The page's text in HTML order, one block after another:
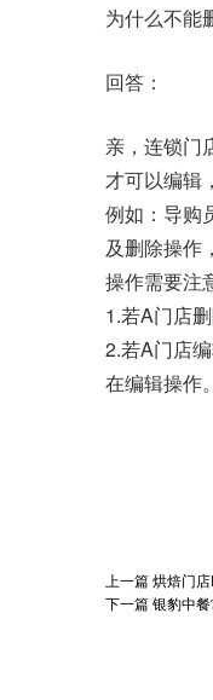
为什么不能
回答：
亲，连锁门
才可以编辑
例如：导购
及删除操作
操作需要注
1.若A门店
2.若A门店
在编辑操作。
上一篇烘焙门
下一篇银豹中